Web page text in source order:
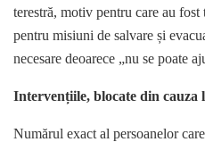
terestră, motiv pentru care au
pentru misiuni de salvare și
necesare deoarece „nu se poate
Intervențiile, blocate din cauza
Numărul exact al persoanelor